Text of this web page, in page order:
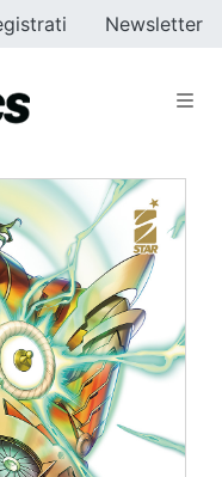
Newsletter